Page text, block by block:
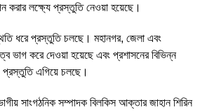
করার লক্ষ্যে প্রস্তুতি নেওয়া হয়েছে।
ধরে প্রস্তুতি চলছে। মহানগর, জেলা এবং
ভাগ করে দেওয়া হয়েছে এবং প্রশাসনের বিভিন্ন
প্রস্তুতি এগিয়ে চলছে।
সাংগঠনিক সম্পাদক বিলকিস আক্তার জাহান শিরিন